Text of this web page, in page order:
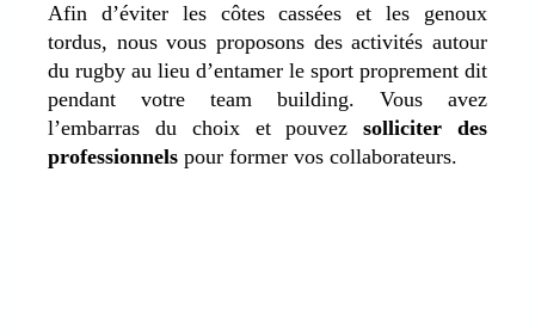
Afin d’éviter les côtes cassées et les genoux
tordus, nous vous proposons des activités autour
du rugby au lieu d’entamer le sport proprement dit
pendant votre team building. Vous avez
l’embarras du choix et pouvezsolliciter des
professionnels pour former vos collaborateurs.